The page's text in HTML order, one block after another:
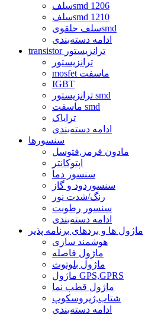
سلفsmd 1206
سلفsmd 1210
سلف حلقویsmd
ادامه دسته‌بندی
transistor ترانزیستور
ترانزیستور
mosfet ماسفت
IGBT
ترانزیستور smd
ماسفت smd
ترایاک
ادامه دسته‌بندی
سنسورها
مادون قرمز,فتوسل
اپتوکانتر
سنسور دما
سنسوردود و گاز
رنگ/شدت نور
سنسور رطوبت
ادامه دسته‌بندی
ماژول ها و بردهای برنامه پذیر
هوشمند سازی
ماژول فاصله
ماژول بلوتوث
ماژول GPS,GPRS
ماژول قطب نما
شتاب,ژیروسکوپ
ادامه دسته‌بندی